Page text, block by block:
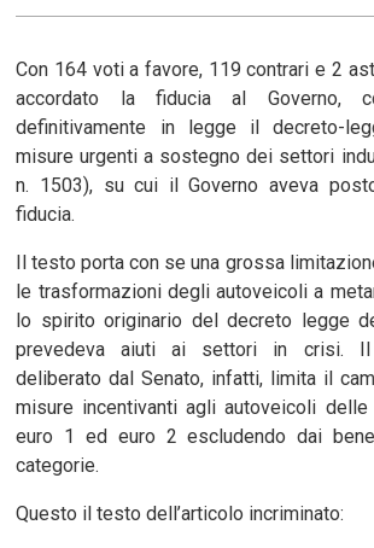
Con 164 voti a favore, 119 contrari e 2
accordato la fiducia al Governo,
definitivamente in legge il decreto-
misure urgenti a sostegno dei settori
n. 1503), su cui il Governo aveva
fiducia.
Il testo porta con se una grossa
le trasformazioni degli autoveicoli a
lo spirito originario del decreto legge
prevedeva aiuti ai settori in crisi.
deliberato dal Senato, infatti, limita il
misure incentivanti agli autoveicoli
euro 1 ed euro 2 escludendo dai
categorie.
Questo il testo dell’articolo incriminato: